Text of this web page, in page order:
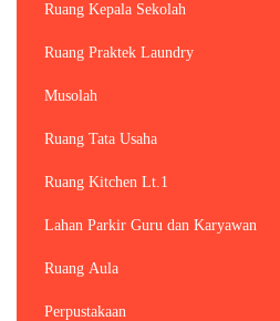
Ruang Kepala Sekolah
Ruang Praktek Laundry
Musolah
Ruang Tata Usaha
Ruang Kitchen Lt.1
Lahan Parkir Guru dan Karyawan
Ruang Aula
Perpustakaan